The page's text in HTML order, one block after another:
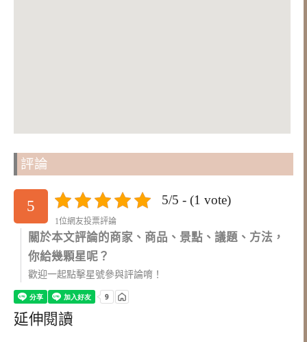
評論
5 5/5 - (1 vote)
1位網友投票評論
關於本文評論的商家、商品、景點、議題、方法，
你給幾顆星呢？
歡迎一起點擊星號參與評論唷！
延伸閱讀